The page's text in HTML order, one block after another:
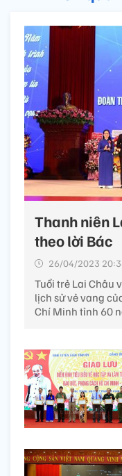
Thanh niên
theo lời Bác
26/04/2023
Tuổi trẻ Lai Châu
lịch sử vẻ vang
Chí Minh tỉnh 60